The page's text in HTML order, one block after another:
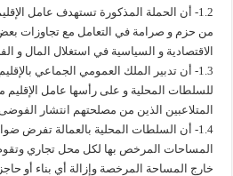
1.2- أن الحملة المذكورة تستهدف عامل
من حزم و صرامة في التعامل مع تجاوزات بعض
الاقتصادية و السياسية في استغلال المال و
1.3- أن تدبير الملك العمومي الجماعي
للسلطات المحلية و على رأسها عامل
المتلاعبين الذين من مصلحتهم انتشار الفوضى.
1.4- أن السلطات المحلية بالعمالة تفرض
المساحات المرخص بها لكل محل تجاري
خارج المساحة المرخصة وإزالة أي بناء أو